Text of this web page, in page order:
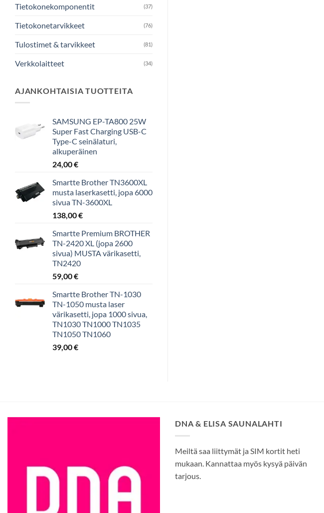
Tietokonekomponentit (37)
Tietokonetarvikkeet (76)
Tulostimet & tarvikkeet (81)
Verkkolaitteet (34)
AJANKOHTAISIA TUOTTEITA
SAMSUNG EP-TA800 25W
Super Fast Charging USB-C
Type-C seinälaturi,
alkuperäinen
24,00€
Smartte Brother TN3600XL
musta laserkasetti, jopa 6000
sivua TN-3600XL
138,00€
Smartte Premium BROTHER
TN-2420 XL (jopa 2600
sivua) MUSTA värikasetti,
TN2420
59,00€
Smartte Brother TN-1030
TN-1050 musta laser
värikasetti, jopa 1000 sivua,
TN1030 TN1000 TN1035
TN1050 TN1060
39,00€
DNA & ELISA SAUNALAHTI
Meiltä saa liittymät ja SIM kortit heti
mukaan. Kannattaa myös kysyä päivän
tarjous.